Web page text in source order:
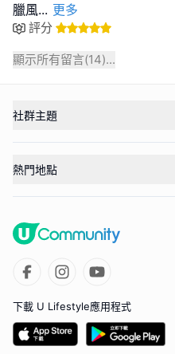
臘風... 更多
評分
顯示所有留言(14)...
社群主題
熱門地點
下載 U Lifestyle應用程式